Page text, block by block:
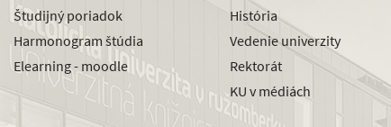
Študijný poriadok
Harmonogram štúdia
Elearning - moodle
História
Vedenie univerzity
Rektorát
KU v médiách